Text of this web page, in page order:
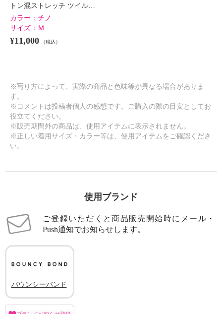
トン混ストレッチ ツイル…
カラー： チノ
サイズ： Ｍ
¥11,000 （税込）
※写り方によって、実際の商品と色味等が異なる場合がありま
す。
※コメントは投稿者個人の感想です。ご購入の際の目安としてお
役立てください。
※販売期間外の商品は、使用アイテムに表示されません。
※正しい着用サイズ・カラー等は、使用アイテムをご確認くださ
い。
使用ブランド
ご登録いただくと商品販売開始時にメール・
Push通知でお知らせします。
バウンシーバンド